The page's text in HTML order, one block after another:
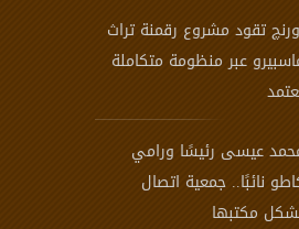
تقود مشروع رقمنة تراث
عبر منظومة متكاملة
عيسى رئيسًا ورامي
نائبًا.. جمعية اتصال
مكتبها